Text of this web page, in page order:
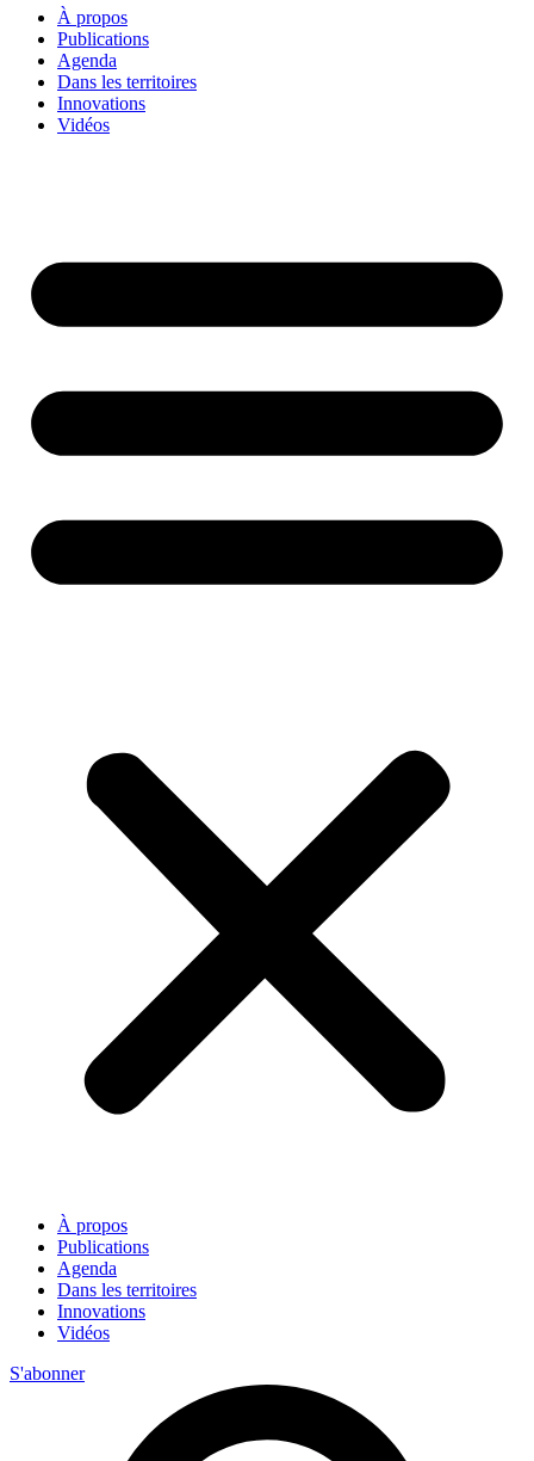
À propos
Publications
Agenda
Dans les territoires
Innovations
Vidéos
À propos
Publications
Agenda
Dans les territoires
Innovations
Vidéos
S'abonner